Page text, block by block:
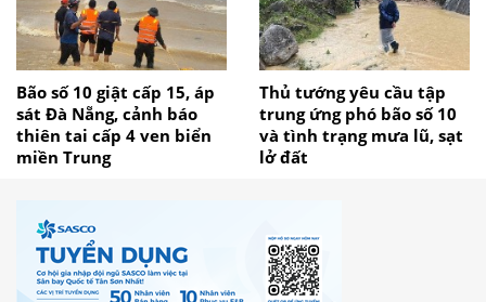
Bão số 10 giật cấp 15, áp
sát Đà Nẵng, cảnh báo
thiên tai cấp 4 ven biển
miền Trung
Thủ tướng yêu cầu tập
trung ứng phó bão số 10
và tình trạng mưa lũ, sạt
lở đất